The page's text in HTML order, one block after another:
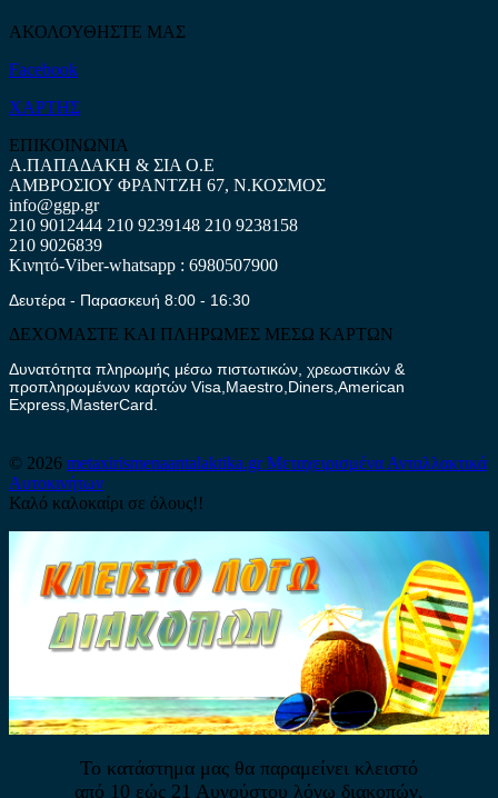
ΑΚΟΛΟΥΘΗΣΤΕ ΜΑΣ
Facebook
ΧΑΡΤΗΣ
ΕΠΙΚΟΙΝΩΝΙΑ
Α.ΠΑΠΑΔΑΚΗ & ΣΙΑ Ο.Ε
ΑΜΒΡΟΣΙΟΥ ΦΡΑΝΤΖΗ 67, Ν.ΚΟΣΜΟΣ
info@ggp.gr
210 9012444 210 9239148 210 9238158
210 9026839
Κινητό-Viber-whatsapp : 6980507900
Δευτέρα - Παρασκευή 8:00 - 16:30
ΔΕΧΟΜΑΣΤΕ ΚΑΙ ΠΛΗΡΩΜΕΣ ΜΕΣΩ ΚΑΡΤΩΝ
Δυνατότητα πληρωμής μέσω πιστωτικών, χρεωστικών &
προπληρωμένων καρτών Visa,Maestro,Diners,American
Express,MasterCard.
© 2026 metaxirismenaantalaktika.grΜεταχειρισμένα Ανταλλακτικά
Αυτοκινήτων
Καλό καλοκαίρι σε όλους!!
Το κατάστημα μας θα παραμείνει κλειστό
από 10 εώς 21 Αυγούστου λόγω διακοπών.